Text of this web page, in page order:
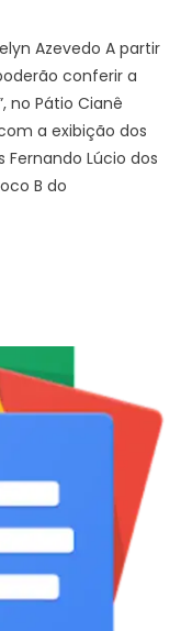
Azevedo A partir
conferir a
no Pátio Cianê
a exibição dos
Fernando Lúcio dos
B do